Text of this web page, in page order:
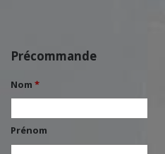
Précommande
Nom *
Prénom